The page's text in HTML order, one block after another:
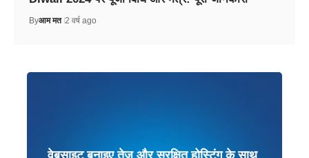
Byआम मत 2 वर्ष ago
वेबसाइट बनाइए तेज़ और सुरक्षित होस्टिंग के साथ